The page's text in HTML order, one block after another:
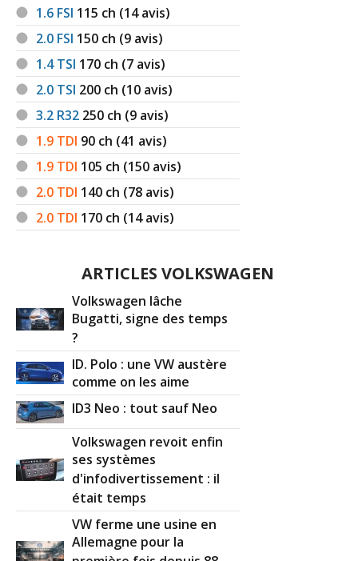
1.6 FSI 115 ch (14 avis)
2.0 FSI 150 ch (9 avis)
1.4 TSI 170 ch (7 avis)
2.0 TSI 200 ch (10 avis)
3.2 R32 250 ch (9 avis)
1.9 TDI 90 ch (41 avis)
1.9 TDI 105 ch (150 avis)
2.0 TDI 140 ch (78 avis)
2.0 TDI 170 ch (14 avis)
ARTICLES VOLKSWAGEN
Volkswagen lâche
Bugatti, signe des temps
?
ID. Polo : une VW austère
comme on les aime
ID3 Neo : tout sauf Neo
Volkswagen revoit enfin
ses systèmes
d'infodivertissement : il
était temps
VW ferme une usine en
Allemagne pour la